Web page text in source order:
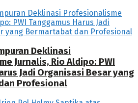
Deklinasi
Jurnalis, Rio Aldipo: PWI
Jadi Organisasi Besar yang
Profesional